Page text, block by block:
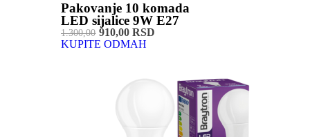
Pakovanje 10 komada
LED sijalice 9W E27
1.300,00910,00 RSD
KUPITE ODMAH